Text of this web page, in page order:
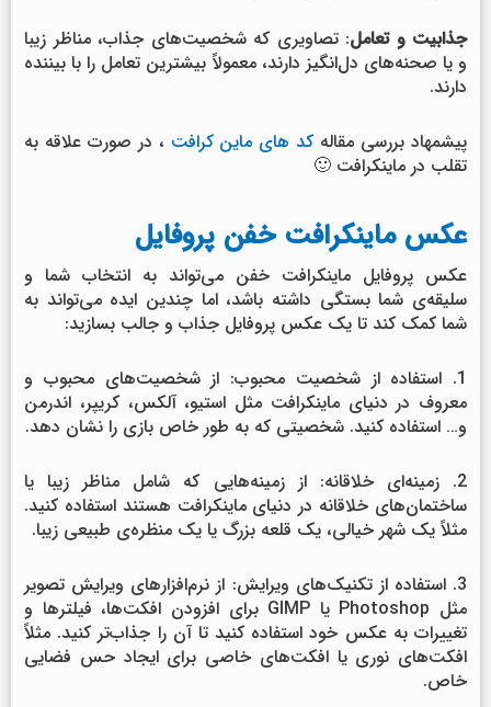
جذابیت و تعامل: تصاویری که شخصیت‌های جذاب، مناظر زیبا
و یا صحنه‌های دل‌انگیز دارند، معمولاً بیشترین تعامل را با بیننده
دارند.
پیشمهاد بررسی مقاله کد های ماین کرافت ، در صورت علاقه به
تقلب در ماینکرافت 🙂
عکس ماینکرافت خفن پروفایل
عکس پروفایل ماینکرافت خفن می‌تواند به انتخاب شما و
سلیقه‌ی شما بستگی داشته باشد، اما چندین ایده می‌تواند به
شما کمک کند تا یک عکس پروفایل جذاب و جالب بسازید:
1. استفاده از شخصیت محبوب: از شخصیت‌های محبوب و
معروف در دنیای ماینکرافت مثل استیو، آلکس، کریپر، اندرمن
و… استفاده کنید. شخصیتی که به طور خاص بازی را نشان دهد.
2. زمینه‌ای خلاقانه: از زمینه‌هایی که شامل مناظر زیبا یا
ساختمان‌های خلاقانه در دنیای ماینکرافت هستند استفاده کنید.
مثلاً یک شهر خیالی، یک قلعه بزرگ یا یک منظره‌ی طبیعی زیبا.
3. استفاده از تکنیک‌های ویرایش: از نرم‌افزارهای ویرایش تصویر
مثل Photoshop یا GIMP برای افزودن افکت‌ها، فیلترها و
تغییرات به عکس خود استفاده کنید تا آن را جذاب‌تر کنید. مثلاً
افکت‌های نوری یا افکت‌های خاصی برای ایجاد حس فضایی
خاص.